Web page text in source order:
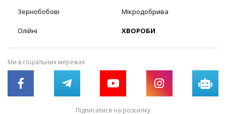
Зернобобові
Олійні
Мікродобрива
ХВОРОБИ
Ми в соціальних мережах
Підписатися на розсилку